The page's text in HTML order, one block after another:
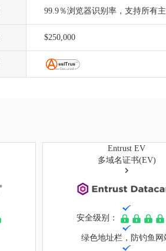
99.9％浏览器识别率，支持所有
$250,000
Entrust EV
多域名证书(EV)
安全级别：
绿色地址栏，防钓鱼网